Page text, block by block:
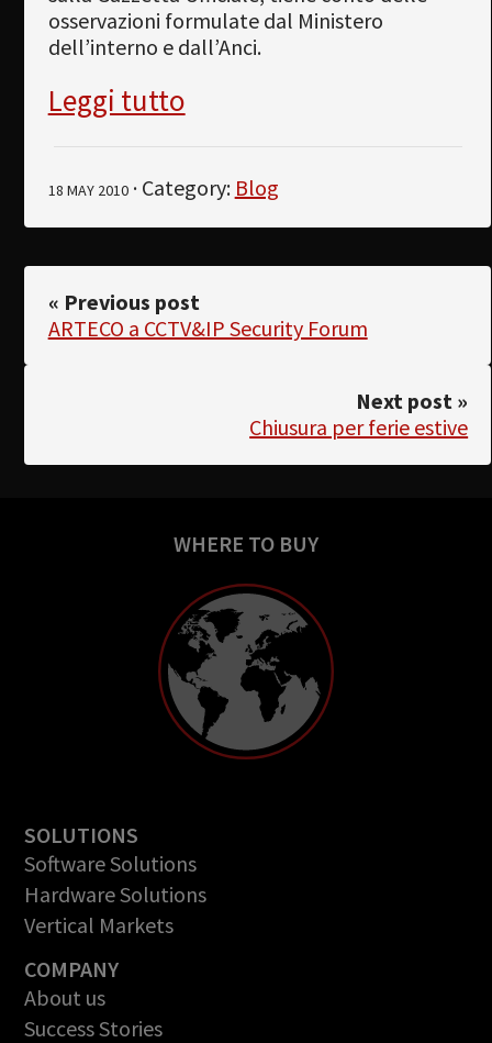
osservazioni formulate dal Ministero
dell’interno e dall’Anci.
Leggi tutto
18 MAY 2010· Category: Blog
« Previous post
ARTECO a CCTV&IP Security Forum
Next post »
Chiusura per ferie estive
WHERE TO BUY
SOLUTIONS
Software Solutions
Hardware Solutions
Vertical Markets
COMPANY
About us
Success Stories